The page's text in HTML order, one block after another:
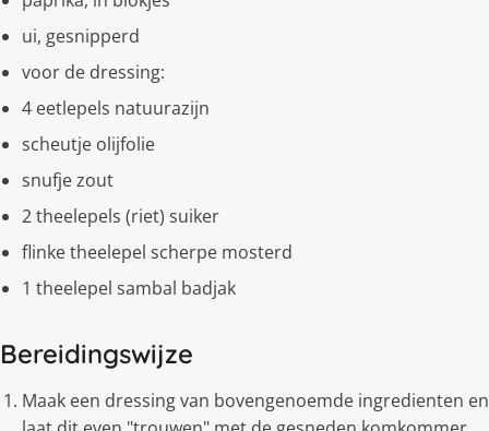
ui, gesnipperd
voor de dressing:
4 eetlepels natuurazijn
scheutje olijfolie
snufje zout
2 theelepels (riet) suiker
flinke theelepel scherpe mosterd
1 theelepel sambal badjak
Bereidingswijze
Maak een dressing van bovengenoemde ingredienten en